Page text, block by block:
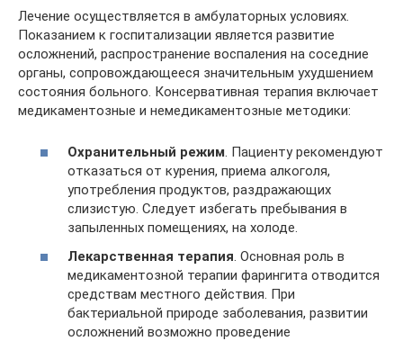
Лечение осуществляется в амбулаторных условиях.
Показанием к госпитализации является развитие
осложнений, распространение воспаления на соседние
органы, сопровождающееся значительным ухудшением
состояния больного. Консервативная терапия включает
медикаментозные и немедикаментозные методики:
Охранительный режим. Пациенту рекомендуют
отказаться от курения, приема алкоголя,
употребления продуктов, раздражающих
слизистую. Следует избегать пребывания в
запыленных помещениях, на холоде.
Лекарственная терапия . Основная роль в
медикаментозной терапии фарингита отводится
средствам местного действия. При
бактериальной природе заболевания, развитии
осложнений возможно проведение